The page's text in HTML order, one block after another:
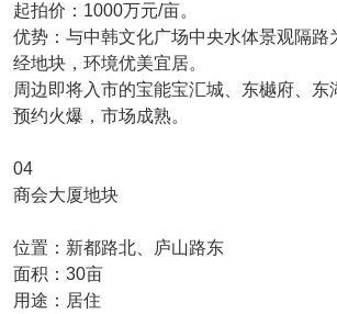
起拍价：1000万元/亩。
优势：与中韩文化广场中央水体景观隔路
经地块，环境优美宜居。
周边即将入市的宝能宝汇城、东樾府、东
预约火爆，市场成熟。
04
商会大厦地块
位置：新都路北、庐山路东
面积：30亩
用途：居住